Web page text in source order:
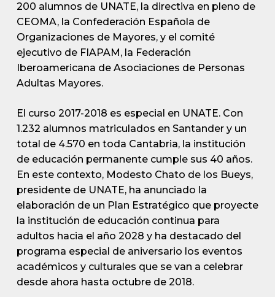
200 alumnos de UNATE, la directiva en pleno de
CEOMA, la Confederación Española de
Organizaciones de Mayores, y el comité
ejecutivo de FIAPAM, la Federación
Iberoamericana de Asociaciones de Personas
Adultas Mayores.
El curso 2017-2018 es especial en UNATE. Con
1.232 alumnos matriculados en Santander y un
total de 4.570 en toda Cantabria, la institución
de educación permanente cumple sus 40 años.
En este contexto, Modesto Chato de los Bueys,
presidente de UNATE, ha anunciado la
elaboración de un Plan Estratégico que proyecte
la institución de educación continua para
adultos hacia el año 2028 y ha destacado del
programa especial de aniversario los eventos
académicos y culturales que se van a celebrar
desde ahora hasta octubre de 2018.